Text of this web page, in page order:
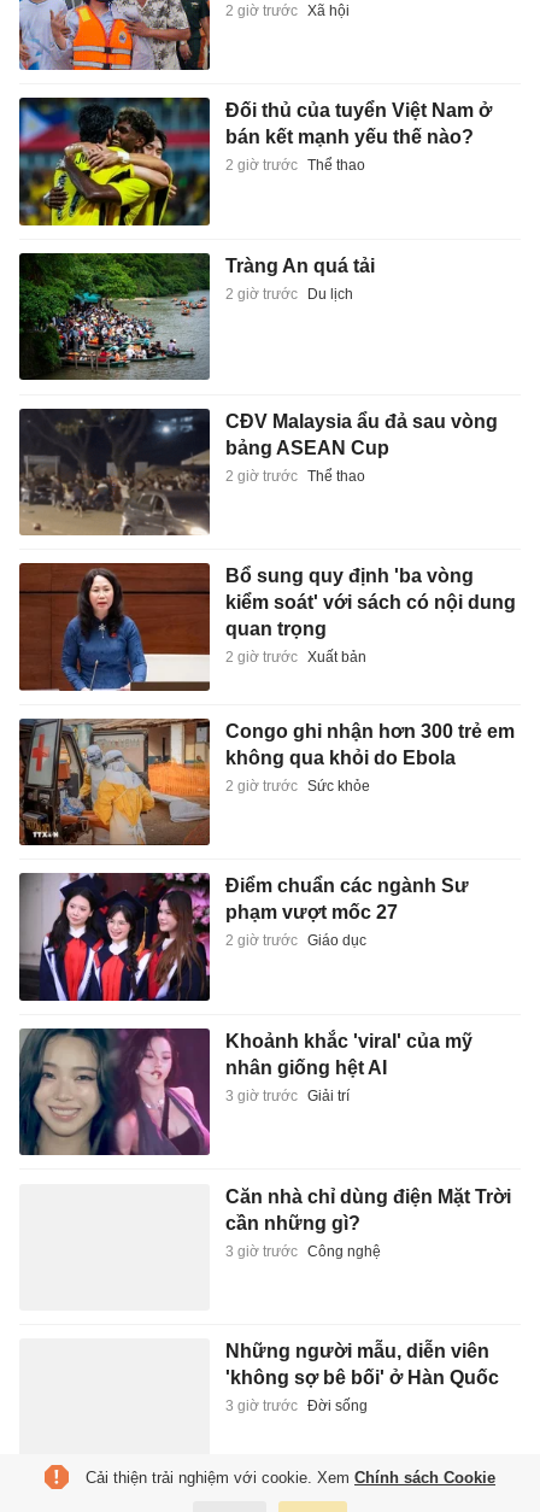
2 giờ trước Xã hội
Đối thủ của tuyển Việt Nam ở
bán kết mạnh yếu thế nào?
2 giờ trước Thể thao
Tràng An quá tải
2 giờ trước Du lịch
CĐV Malaysia ẩu đả sau vòng
bảng ASEAN Cup
2 giờ trước Thể thao
Bổ sung quy định 'ba vòng
kiểm soát' với sách có nội dung
quan trọng
2 giờ trước Xuất bản
Congo ghi nhận hơn 300 trẻ em
không qua khỏi do Ebola
2 giờ trước Sức khỏe
Điểm chuẩn các ngành Sư
phạm vượt mốc 27
2 giờ trước Giáo dục
Khoảnh khắc 'viral' của mỹ
nhân giống hệt AI
3 giờ trước Giải trí
Căn nhà chỉ dùng điện Mặt Trời
cần những gì?
3 giờ trước Công nghệ
Những người mẫu, diễn viên
'không sợ bê bối' ở Hàn Quốc
3 giờ trước Đời sống
Mùa giải cuối của Ronaldo ở
Cải thiện trải nghiệm với cookie. Xem Chính sách Cookie